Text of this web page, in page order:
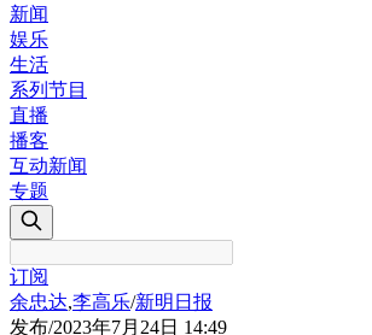
新闻
娱乐
生活
系列节目
直播
播客
互动新闻
专题
订阅
余忠达,李高乐/新明日报
发布/2023年7月24日 14:49